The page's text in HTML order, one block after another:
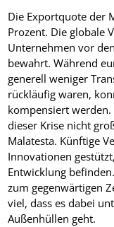
Die Exportquote der
Prozent. Die globale
Unternehmen vor
bewahrt. Während
generell weniger
rückläufig waren,
kompensiert werden.
dieser Krise nicht
Malatesta. Künftige
Innovationen
Entwicklung
zum gegenwärtigen
viel, dass es dabei
Außenhüllen geht.